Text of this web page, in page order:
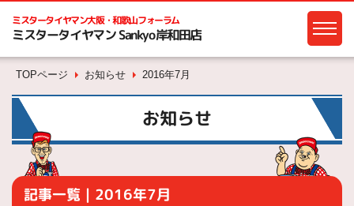
ミスタータイヤマン大阪・和歌山フォーラム
ミスタータイヤマン Sankyo岸和田店
TOPページ お知らせ 2016年7月
お知らせ
記事一覧｜2016年7月